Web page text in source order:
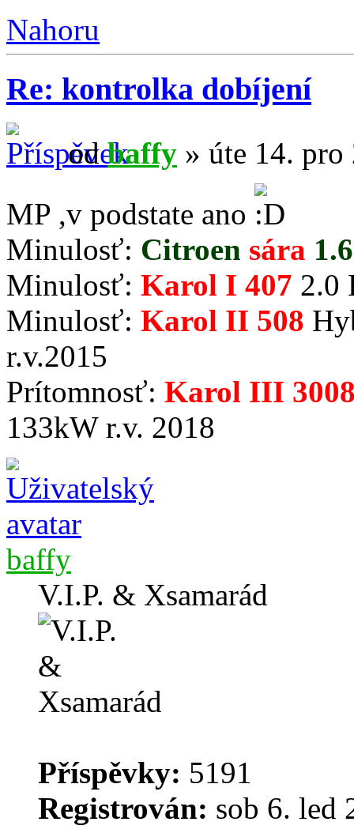
Nahoru
Re: kontrolka dobíjení
odbaffy » úte 14.
MP ,v podstate ano
Minulosť: Citroen sára
Minulosť: Karol I 407 2.0
Minulosť: Karol II 508
r.v.2015
Prítomnosť: Karol III
133kW r.v. 2018
baffy
V.I.P. & Xsamarád
Příspěvky: 5191
Registrován: sob 6. led